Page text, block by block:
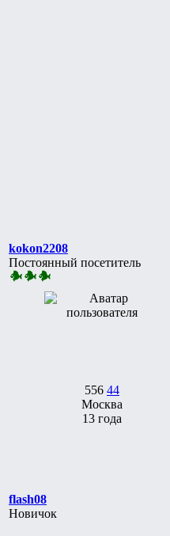
kokon2208
Постоянный посетитель
556 44
Москва
13 года
flash08
Новичок